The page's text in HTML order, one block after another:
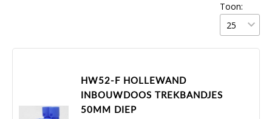
Toon:
HW52-F HOLLEWAND
INBOUWDOOS TREKBANDJES
50MM DIEP